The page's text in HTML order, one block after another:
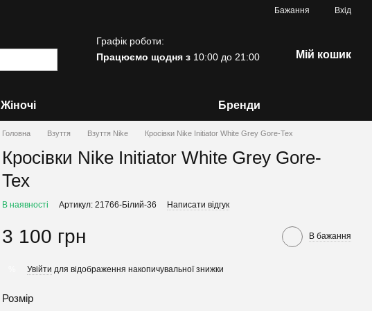
Бажання Вхід
Графік роботи:
Працюємо щодня з 10:00 до 21:00 Мій кошик
Жіночі Бренди
Головна Взуття Взуття Nike Кросівки Nike Initiator White Grey Gore-Tex
Кросівки Nike Initiator White Grey Gore-
Tex
В наявності Артикул: 21766-Білий-36 Написати відгук
3 100 грн В бажання
Увійти для відображення накопичувальної знижки
Розмір